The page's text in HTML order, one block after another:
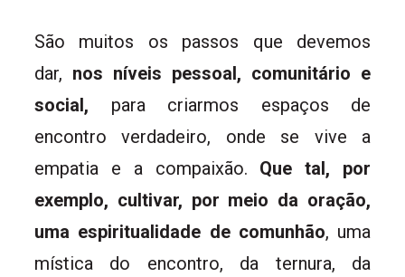
São muitos os passos que devemos
dar, nos níveis pessoal, comunitário e
social, para criarmos espaços de
encontro verdadeiro, onde se vive a
empatia e a compaixão. Que tal, por
exemplo, cultivar, por meio da oração,
uma espiritualidade de comunhão, uma
mística do encontro, da ternura, da